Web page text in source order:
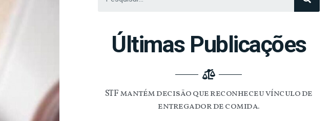
Últimas Publicações
STF mantém decisão que reconheceu vínculo de
entregador de comida.